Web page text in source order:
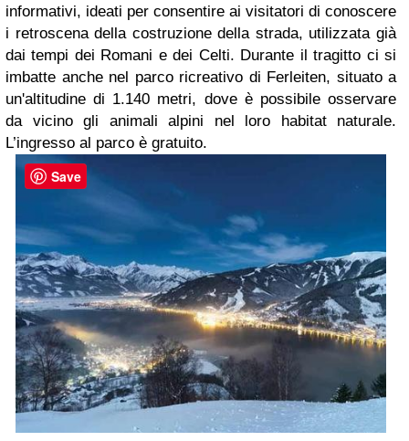
informativi, ideati per consentire ai visitatori di conoscere
i retroscena della costruzione della strada, utilizzata già
dai tempi dei Romani e dei Celti. Durante il tragitto ci si
imbatte anche nel parco ricreativo di Ferleiten, situato a
un'altitudine di 1.140 metri, dove è possibile osservare
da vicino gli animali alpini nel loro habitat naturale.
L’ingresso al parco è gratuito.
Save